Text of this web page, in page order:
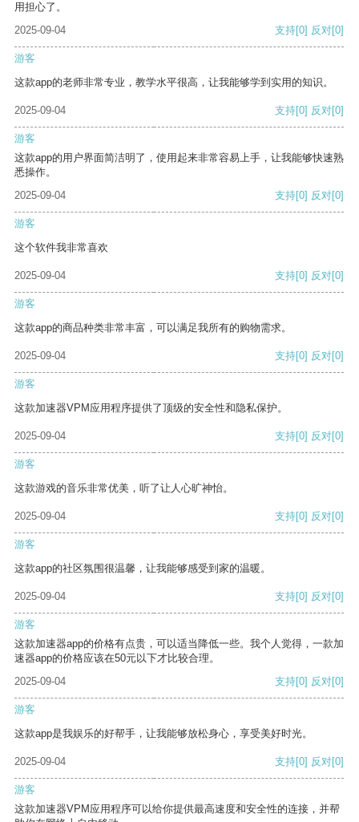
用担心了。
2025-09-04
支持[0] 反对[0]
游客
这款app的老师非常专业，教学水平很高，让我能够学到实用的知识。
2025-09-04 支持[0] 反对[0]
游客
这款app的用户界面简洁明了，使用起来非常容易上手，让我能够快速熟
悉操作。
2025-09-04
支持[0] 反对[0]
游客
这个软件我非常喜欢
2025-09-04 支持[0] 反对[0]
游客
这款app的商品种类非常丰富，可以满足我所有的购物需求。
2025-09-04 支持[0] 反对[0]
游客
这款加速器VPM应用程序提供了顶级的安全性和隐私保护。
2025-09-04 支持[0] 反对[0]
游客
这款游戏的音乐非常优美，听了让人心旷神怡。
2025-09-04 支持[0] 反对[0]
游客
这款app的社区氛围很温馨，让我能够感受到家的温暖。
2025-09-04 支持[0] 反对[0]
游客
这款加速器app的价格有点贵，可以适当降低一些。我个人觉得，一款加
速器app的价格应该在50元以下才比较合理。
2025-09-04
支持[0] 反对[0]
游客
这款app是我娱乐的好帮手，让我能够放松身心，享受美好时光。
2025-09-04 支持[0] 反对[0]
游客
这款加速器VPM应用程序可以给你提供最高速度和安全性的连接，并帮